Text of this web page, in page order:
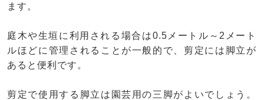
ます。
庭木や生垣に利用される場合は0.5メートル～2メート
ルほどに管理されることが一般的で、剪定には脚立が
あると便利です。
剪定で使用する脚立は園芸用の三脚がよいでしょう。